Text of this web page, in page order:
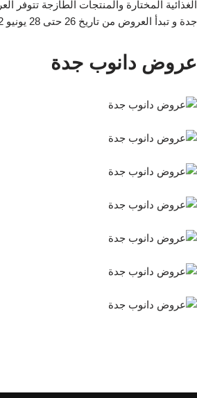
الغذائية المختارة والمنتجات الطازجة
جدة و تبدأ العروض من تاريخ 26 حتى 28 يونيو 2022 او حتى نفاذ الكمية .
عروض دانوب جدة